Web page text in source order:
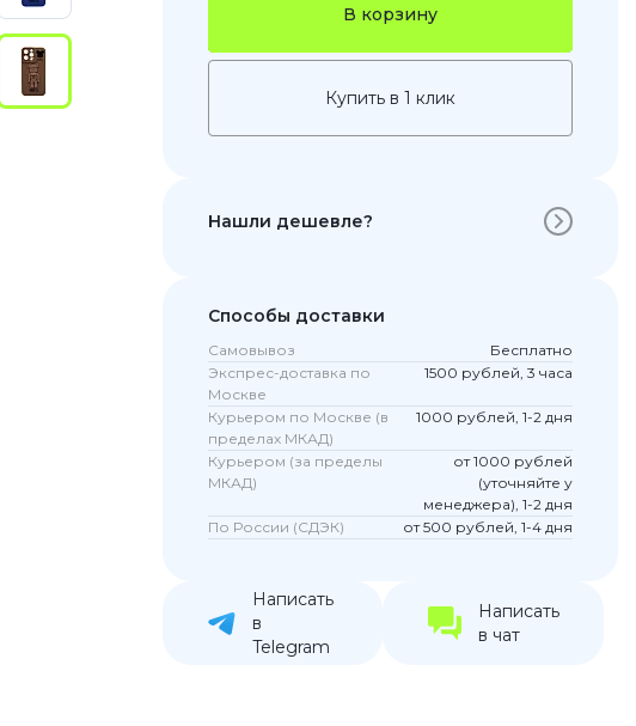
Pixel 9
Pixel 8
Pixel 7
В корзину
Купить в 1 клик
Нашли дешевле?
Способы доставки
Самовывоз
Бесплатно
Экспрес-доставка по
Москве
1500 рублей, 3 часа
Курьером по Москве (в
пределах МКАД)
1000 рублей, 1-2 дня
Курьером (за пределы
МКАД)
от 1000 рублей
(уточняйте у
менеджера), 1-2 дня
По России (СДЭК)
от 500 рублей, 1-4 дня
Написать
в
Telegram
Написать
в чат